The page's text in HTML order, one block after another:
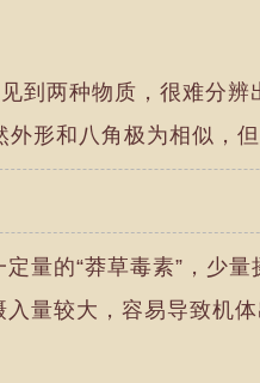
到两种物质，很难分辨
外形和八角极为相似，但
量的“莽草毒素”，少
量较大，容易导致机